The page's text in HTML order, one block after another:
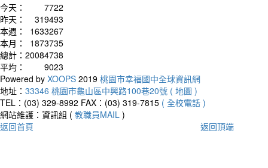
今天：
7722
昨天：
319493
本週：
1633267
本月：
1873735
總計： 20084738
平均：
9023
Powered by XOOPS 2019 桃園市幸福國中全球資訊網
地址： 33346 桃園市龜山區中興路100巷20號 ( 地圖 )
TEL：(03) 329-8992 FAX：(03) 319-7815 ( 全校電話 )
網站維護：資訊組 ( 教職員MAIL )
返回首頁
返回頂端